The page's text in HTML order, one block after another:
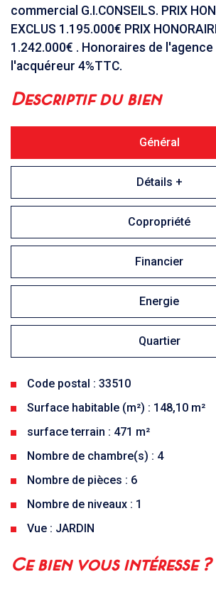
commercial G.I.CONSEILS. PRIX
EXCLUS 1.195.000€ PRIX
1.242.000€ . Honoraires de l'agence
l'acquéreur 4%TTC.
descriptif du bien
Général
Détails +
Copropriété
Financier
Energie
Quartier
Code postal : 33510
Surface habitable (m²) : 148,10 m²
surface terrain : 471 m²
Nombre de chambre(s) : 4
Nombre de pièces : 6
Nombre de niveaux : 1
Vue : JARDIN
la ville de andernos-les-bains
ce bien vous intéresse ?